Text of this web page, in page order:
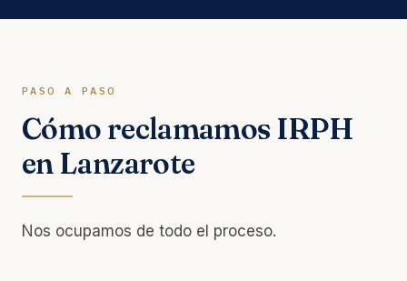
PASO A PASO
Cómo reclamamos IRPH
en Lanzarote
Nos ocupamos de todo el proceso.